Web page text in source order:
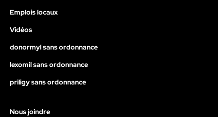
Emplois locaux
Vidéos
donormyl sans ordonnance
lexomil sans ordonnance
priligy sans ordonnance
Nous joindre